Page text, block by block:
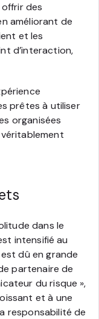
des
améliorant de
et les
d’interaction,
prêtes à utiliser
organisées
dans le
intensifié au
dû en grande
partenaire de
du risque »,
et à une
responsabilité de